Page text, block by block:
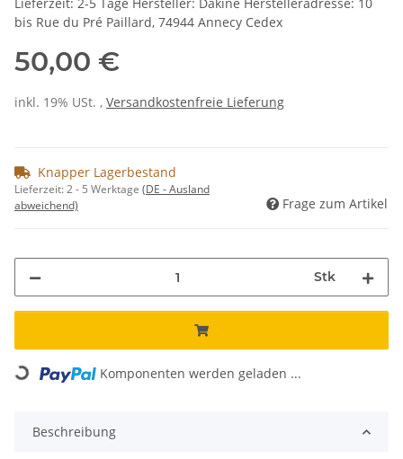
bis Rue du Pré Paillard, 74944 Annecy Cedex
50,00 €
inkl. 19% USt. , Versandkostenfreie Lieferung
Knapper Lagerbestand
Lieferzeit:2 - 5 Werktage (DE - Ausland
abweichend)
Frage zum Artikel
Stk
Loading... Komponenten werden geladen ...
Beschreibung